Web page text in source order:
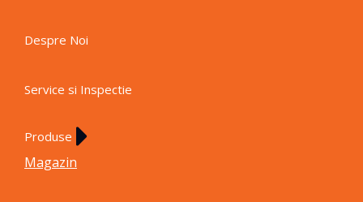
Despre Noi
Service si Inspectie
Produse
Magazin